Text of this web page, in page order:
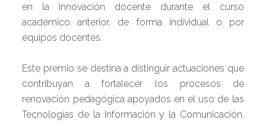
en la innovación docente durante el curso
académico anterior, de forma individual o por
equipos docentes.
Este premio se destina a distinguir actuaciones que
contribuyan a fortalecer los procesos de
renovación pedagógica apoyados en el uso de las
Tecnologías de la Información y la Comunicación,